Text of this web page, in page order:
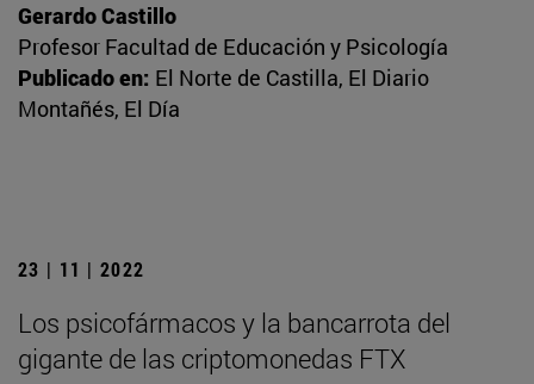
Gerardo Castillo
Profesor Facultad de Educación y Psicología
Publicado en: El Norte de Castilla, El Diario
Montañés, El Día
23 | 11 | 2022
Los psicofármacos y la bancarrota del
gigante de las criptomonedas FTX